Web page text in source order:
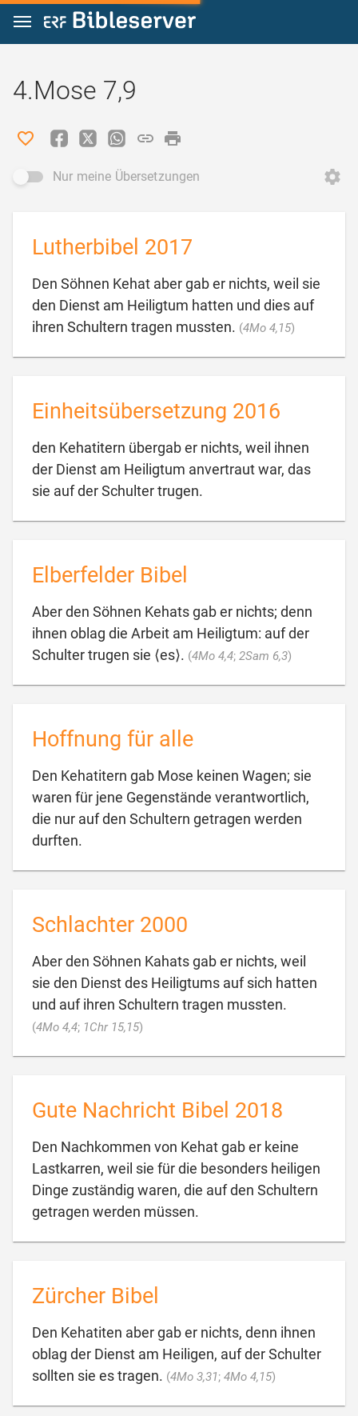
Zum Inhalt springen
4.Mose 7,9
Nur meine Übersetzungen
Lutherbibel 2017
Den Söhnen Kehat aber gab er nichts, weil sie
den Dienst am Heiligtum hatten und dies auf
ihren Schultern tragen mussten. (4Mo 4,15)
Einheitsübersetzung 2016
den Kehatitern übergab er nichts, weil ihnen
der Dienst am Heiligtum anvertraut war, das
sie auf der Schulter trugen.
Elberfelder Bibel
Aber den Söhnen Kehats gab er nichts; denn
ihnen oblag die Arbeit am Heiligtum: auf der
Schulter trugen sie ⟨es⟩. (4Mo 4,4; 2Sam 6,3)
Hoffnung für alle
Den Kehatitern gab Mose keinen Wagen; sie
waren für jene Gegenstände verantwortlich,
die nur auf den Schultern getragen werden
durften.
Schlachter 2000
Aber den Söhnen Kahats gab er nichts, weil
sie den Dienst des Heiligtums auf sich hatten
und auf ihren Schultern tragen mussten.
(4Mo 4,4; 1Chr 15,15)
Gute Nachricht Bibel 2018
Den Nachkommen von Kehat gab er keine
Lastkarren, weil sie für die besonders heiligen
Dinge zuständig waren, die auf den Schultern
getragen werden müssen.
Zürcher Bibel
Den Kehatiten aber gab er nichts, denn ihnen
oblag der Dienst am Heiligen, auf der Schulter
sollten sie es tragen. (4Mo 3,31; 4Mo 4,15)